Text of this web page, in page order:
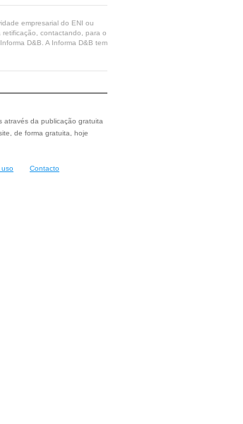
empresarial do ENI ou
contactando, para o
D&B. A Informa D&B tem
através da publicação gratuita
de forma gratuita, hoje
uso Contacto